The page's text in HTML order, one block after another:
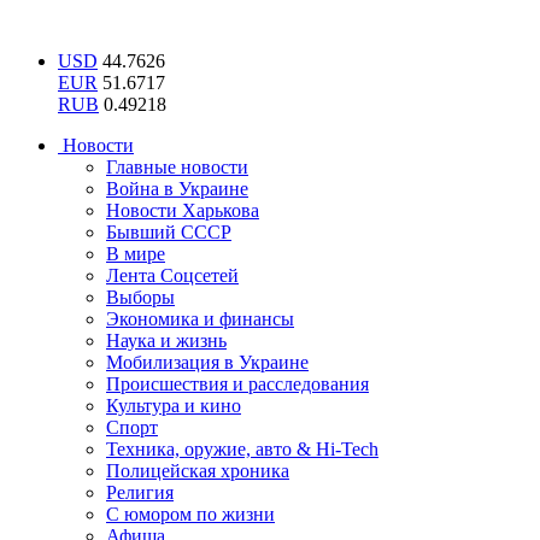
USD 44.7626
EUR 51.6717
RUB 0.49218
Новости
Главные новости
Война в Украине
Новости Харькова
Бывший СССР
В мире
Лента Соцсетей
Выборы
Экономика и финансы
Наука и жизнь
Мобилизация в Украине
Происшествия и расследования
Культура и кино
Спорт
Техника, оружие, авто & Hi-Tech
Полицейская хроника
Религия
С юмором по жизни
Афиша